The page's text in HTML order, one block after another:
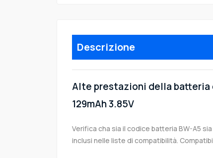
Descrizione
Alte prestazioni della batteria
129mAh 3.85V
Verifica cha sia il codice batteria BW-A5
inclusi nelle liste di compatibilità.